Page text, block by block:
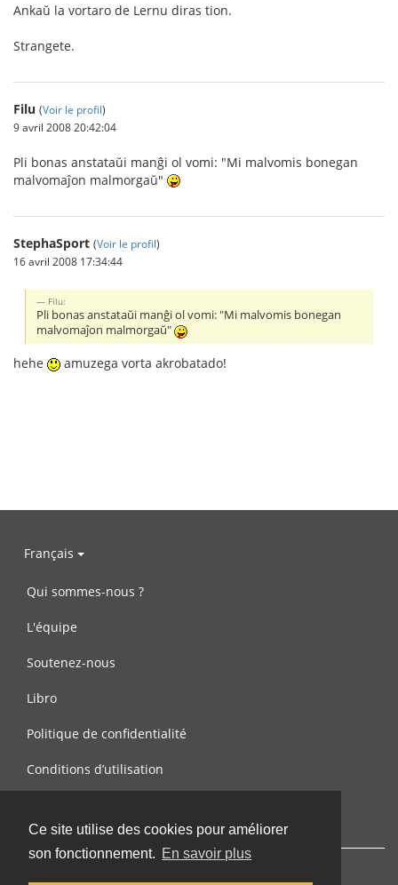
Ce site utilise des cookies pour améliorer
son fonctionnement. En savoir plus
Ankaŭ la vortaro de Lernu diras tion.
Strangete.
Filu (Voir le profil)
9 avril 2008 20:42:04
Pli bonas anstataŭi manĝi ol vomi: "Mi malvomis bonegan
malvomaĵon malmorgaŭ"
StephaSport (Voir le profil)
16 avril 2008 17:34:44
Filu:
Pli bonas anstataŭi manĝi ol vomi: "Mi malvomis bonegan
malvomaĵon malmorgaŭ"
hehe amuzega vorta akrobatado!
Français
Qui sommes-nous ?
L'équipe
Soutenez-nous
Libro
Politique de confidentialité
Conditions d’utilisation